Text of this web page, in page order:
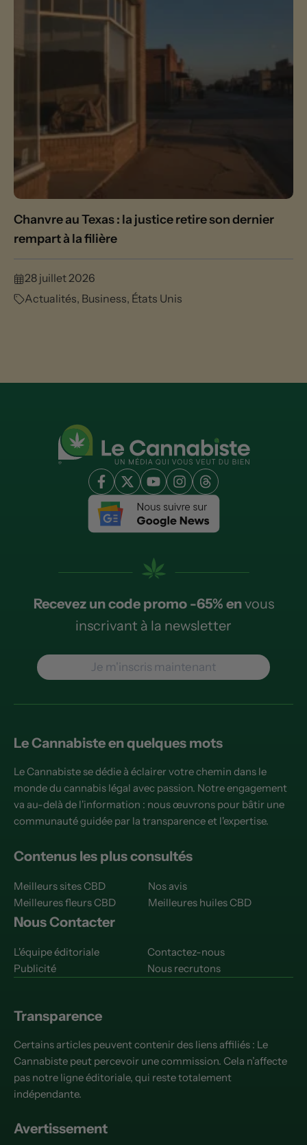
Chanvre au Texas : la justice retire son dernier
rempart à la filière
28 juillet 2026
Actualités, Business, États Unis
Recevez un code promo -65% envous
inscrivant à la newsletter
Je m'inscris maintenant
Le Cannabiste en quelques mots
Le Cannabiste se dédie à éclairer votre chemin dans le
monde du cannabis légal avec passion. Notre engagement
va au-delà de l'information : nous œuvrons pour bâtir une
communauté guidée par la transparence et l'expertise.
Contenus les plus consultés
Meilleurs sites CBD
Nos avis
Meilleures fleurs CBD
Meilleures huiles CBD
Nous Contacter
L'équipe éditoriale
Contactez-nous
Publicité
Nous recrutons
Transparence
Certains articles peuvent contenir des liens affiliés : Le
Cannabiste peut percevoir une commission. Cela n’affecte
pas notre ligne éditoriale, qui reste totalement
indépendante.
Avertissement